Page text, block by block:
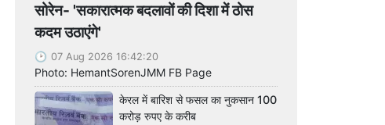
सोरेन- 'सकारात्मक बदलावों की दिशा में ठोस
कदम उठाएंगे'
07 Aug 2026 16:42:20
Photo: HemantSorenJMM FB Page
केरल में बारिश से फसल का नुकसान 100
करोड़ रुपए के करीब